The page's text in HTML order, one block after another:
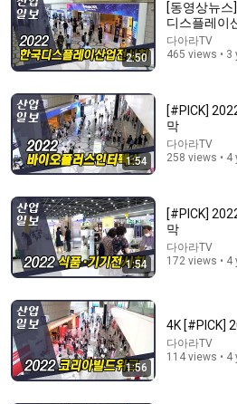
끝내 #뉴스다 / JTBC News
JTBC News • 3.4M views
Michigan & the Muslim
Sayed's Victory Means for the
EPIC MASJID
New 50K views
2:50
[동영상뉴스
디스플레이
다아라TV
465 views • 3
1:54
[#PICK]
막
다아라TV
258 views • 4
1:54
[#PICK]
막
다아라TV
172 views • 4
1:56
4K [#PICK]
다아라TV
114 views • 4